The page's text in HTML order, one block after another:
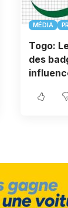
MÉDIA
Togo:
des